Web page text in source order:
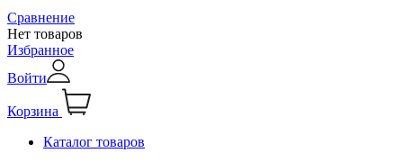
Сравнение
Нет товаров
Избранное
Войти
Корзина
Каталог товаров